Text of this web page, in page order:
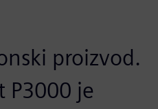
proizvod.
P3000 je